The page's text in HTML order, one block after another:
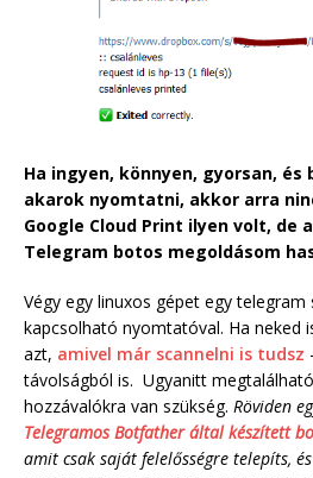
Ha ingyen, könnyen, gyorsan,
akarok nyomtatni, akkor arra
Google Cloud Print ilyen volt,
Telegram botos megoldásom
Végy egy linuxos gépet egy
kapcsolható nyomtatóval. Ha neked
azt, amivel már scannelni is tudsz
távolságból is. Ugyanitt
hozzávalókra van szükség. Röviden
Telegramos Botfather által készített
amit csak saját felelősségre telepíts,